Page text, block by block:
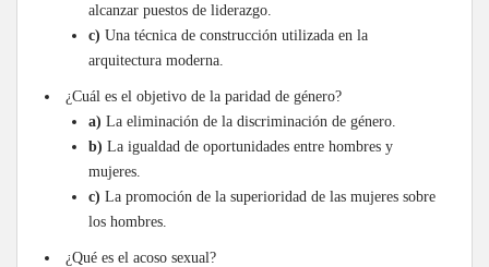
alcanzar puestos de liderazgo.
c) Una técnica de construcción utilizada en la
arquitectura moderna.
¿Cuál es el objetivo de la paridad de género?
a) La eliminación de la discriminación de género.
b) La igualdad de oportunidades entre hombres y
mujeres.
c) La promoción de la superioridad de las mujeres sobre
los hombres.
¿Qué es el acoso sexual?